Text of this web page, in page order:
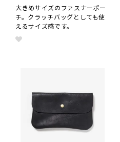
大きめサイズのファスナーポー
チ。クラッチバッグとしても使
えるサイズ感です。